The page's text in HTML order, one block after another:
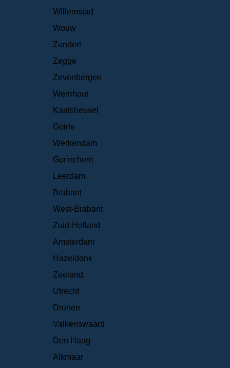
Willemstad
Wouw
Zundert
Zegge
Zevenbergen
Wernhout
Kaatsheuvel
Goirle
Werkendam
Gorinchem
Leerdam
Brabant
West-Brabant
Zuid-Holland
Amsterdam
Hazeldonk
Zeeland
Utrecht
Drunen
Valkenswaard
Den Haag
Alkmaar